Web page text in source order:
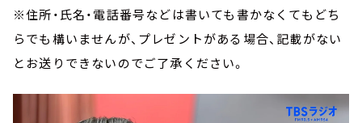
※住所・氏名・電話番号などは書いても書かなくてもどち
らでも構いませんが、プレゼントがある場合、記載がない
とお送りできないのでご了承ください。